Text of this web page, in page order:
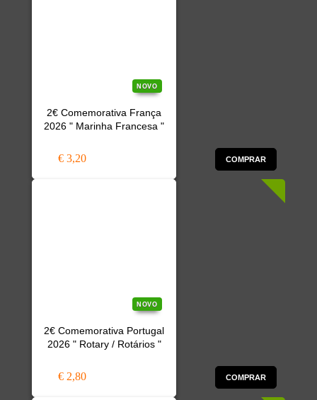
NOVO
2€ Comemorativa França
2026 " Marinha Francesa "
€ 3,20 COMPRAR
NOVO
2€ Comemorativa Portugal
2026 " Rotary / Rotários "
€ 2,80 COMPRAR